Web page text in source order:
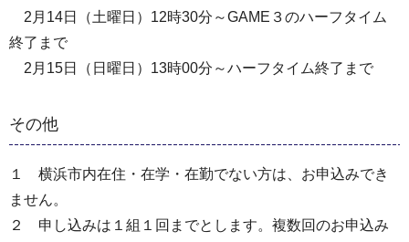
2月14日（土曜日）12時30分～GAME３のハーフタイム
終了まで
2月15日（日曜日）13時00分～ハーフタイム終了まで
その他
１ 横浜市内在住・在学・在勤でない方は、お申込みでき
ません。
２ 申し込みは１組１回までとします。複数回のお申込み